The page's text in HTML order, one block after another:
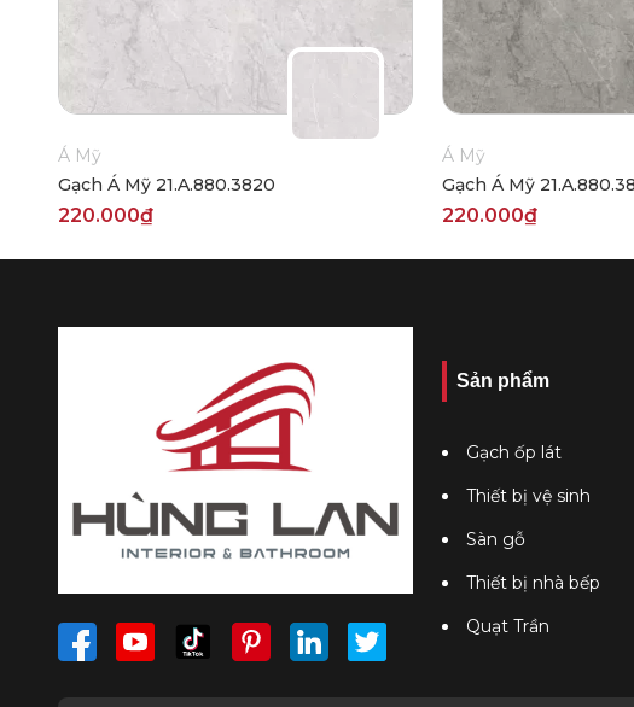
Á Mỹ
Gạch Á Mỹ 21.A.880.3820
220.000₫
Á Mỹ
Gạch Á Mỹ
220.000₫
Sản phẩm
Gạch ốp lát
Thiết bị vệ sinh
Sàn gỗ
Thiết bị nhà bếp
Quạt Trần